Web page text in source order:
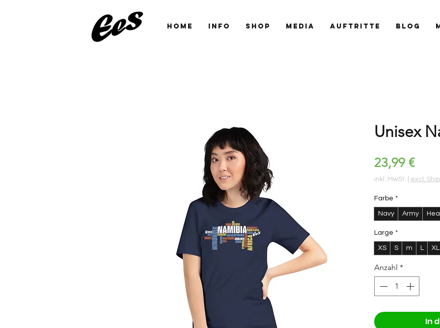
HOME INFO SHOP MEDIA AUFTRITTE BLOG
Unisex
23,99 €
inkl. MwSt. excl.
Farbe *
Navy Army
Large *
XS S m L XL
Anzahl *
In